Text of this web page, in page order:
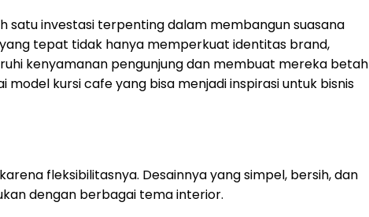
satu investasi terpenting dalam membangun suasana
tepat tidak hanya memperkuat identitas brand,
kenyamanan pengunjung dan membuat mereka betah
kursi cafe yang bisa menjadi inspirasi untuk bisnis
fleksibilitasnya. Desainnya yang simpel, bersih, dan
dengan berbagai tema interior.